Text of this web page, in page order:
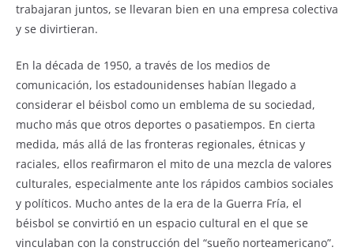
trabajaran juntos, se llevaran bien en una empresa colectiva
y se divirtieran.
En la década de 1950, a través de los medios de
comunicación, los estadounidenses habían llegado a
considerar el béisbol como un emblema de su sociedad,
mucho más que otros deportes o pasatiempos. En cierta
medida, más allá de las fronteras regionales, étnicas y
raciales, ellos reafirmaron el mito de una mezcla de valores
culturales, especialmente ante los rápidos cambios sociales
y políticos. Mucho antes de la era de la Guerra Fría, el
béisbol se convirtió en un espacio cultural en el que se
vinculaban con la construcción del “sueño norteamericano”.